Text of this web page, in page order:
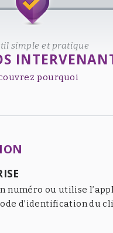
simple et pratique
pourquoi
numéro ou utilise
d’identification du